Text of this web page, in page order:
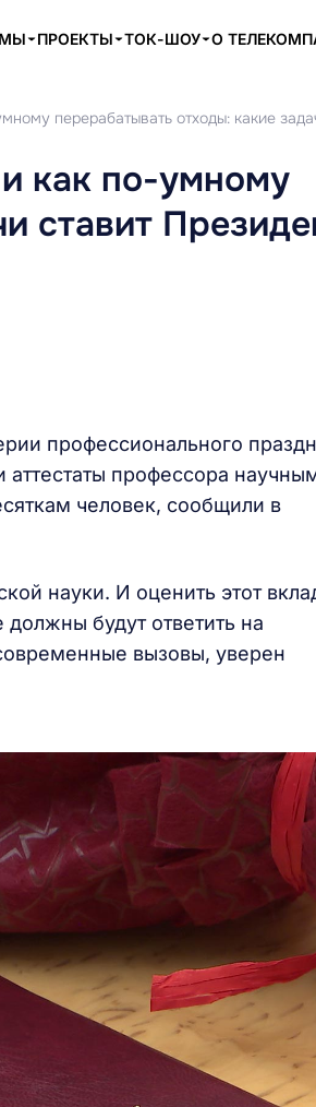
ПРОЕКТЫ ТОК-ШОУ О
перерабатывать отходы: какие
и как по-умному
ставит
профессионального
профессора
человек, сообщили в
науки. И оценить этот
будут ответить на
вызовы, уверен